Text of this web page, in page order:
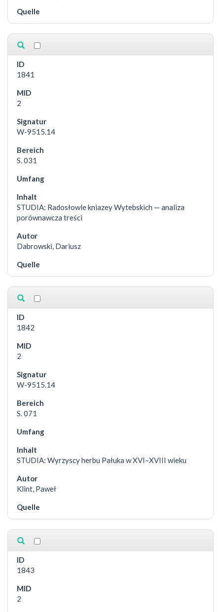
1841
2
W-9515.14
S. 031
STUDIA: Radosłowle kniazey Wytebskich — analiza
porównawcza treści
Dabrowski, Dariusz
1842
2
W-9515.14
S. 071
STUDIA: Wyrzyscy herbu Pałuka w XVI–XVIII wieku
Klint, Paweł
1843
2